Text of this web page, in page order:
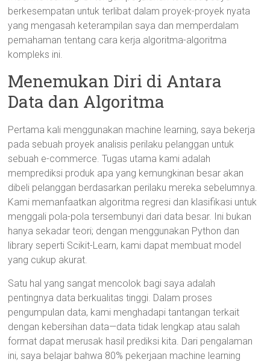
berkesempatan untuk terlibat dalam proyek-proyek nyata
yang mengasah keterampilan saya dan memperdalam
pemahaman tentang cara kerja algoritma-algoritma
kompleks ini.
Menemukan Diri di Antara
Data dan Algoritma
Pertama kali menggunakan machine learning, saya bekerja
pada sebuah proyek analisis perilaku pelanggan untuk
sebuah e-commerce. Tugas utama kami adalah
memprediksi produk apa yang kemungkinan besar akan
dibeli pelanggan berdasarkan perilaku mereka sebelumnya.
Kami memanfaatkan algoritma regresi dan klasifikasi untuk
menggali pola-pola tersembunyi dari data besar. Ini bukan
hanya sekadar teori; dengan menggunakan Python dan
library seperti Scikit-Learn, kami dapat membuat model
yang cukup akurat.
Satu hal yang sangat mencolok bagi saya adalah
pentingnya data berkualitas tinggi. Dalam proses
pengumpulan data, kami menghadapi tantangan terkait
dengan kebersihan data—data tidak lengkap atau salah
format dapat merusak hasil prediksi kita. Dari pengalaman
ini, saya belajar bahwa 80% pekerjaan machine learning